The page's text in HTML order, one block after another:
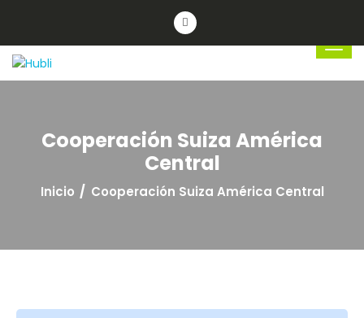
Cooperación Suiza América
Central
Inicio Cooperación Suiza América Central